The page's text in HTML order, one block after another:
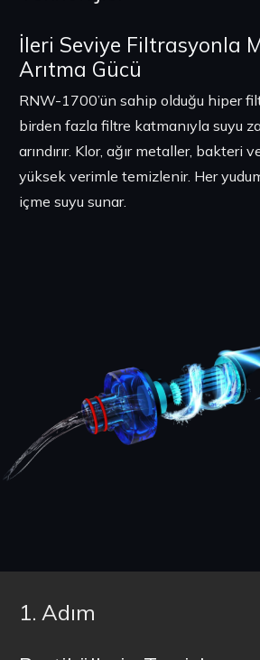
İleri Seviye Filtrasyonla
Arıtma Gücü
RNW-1700’ün sahip olduğu hiper
birden fazla filtre katmanıyla suyu
arındırır. Klor, ağır metaller, bakteri
yüksek verimle temizlenir. Her
içme suyu sunar.
1. Adım